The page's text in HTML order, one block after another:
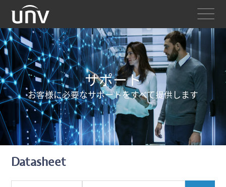
サポート
お客様に必要なサポートをすべて提供します
Datasheet